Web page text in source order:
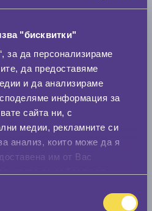
"бисквитки"
за да персонализираме
да предоставяме
и да анализираме
информация за
сайта ни, с
медии, рекламните си
анализ, които може да я
им от Вас
размер
размер